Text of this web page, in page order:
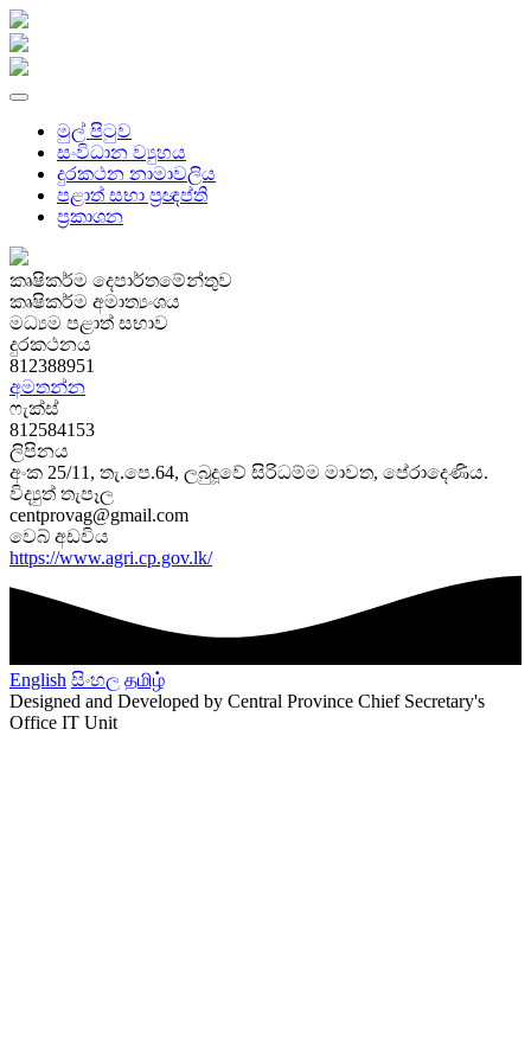
මුල් පිටුව
සංවිධාන ව්‍යුහය
දුරකථන නාමාවලිය
පළාත් සභා ප්‍රඥප්ති
ප්‍රකාශන
කෘෂිකර්ම දෙපාර්තමේන්තුව
කෘෂිකර්ම අමාත්‍යංශය
මධ්‍යම පළාත් සභාව
දුරකථනය
812388951
අමතන්න
ෆැක්ස්
812584153
ලිපිනය
අංක 25/11, තැ.පෙ.64, ලබුදූවේ සිරිධම්ම මාවත, පේරාදෙණිය.
විද්‍යුත් තැපෑල
centprovag@gmail.com
වෙබ් අඩවිය
https://www.agri.cp.gov.lk/
English සිංහල தமிழ்
Designed and Developed by Central Province Chief Secretary's
Office IT Unit